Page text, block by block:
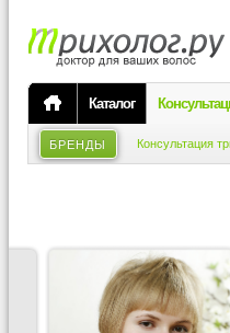
Каталог
БРЕНДЫ Консультация